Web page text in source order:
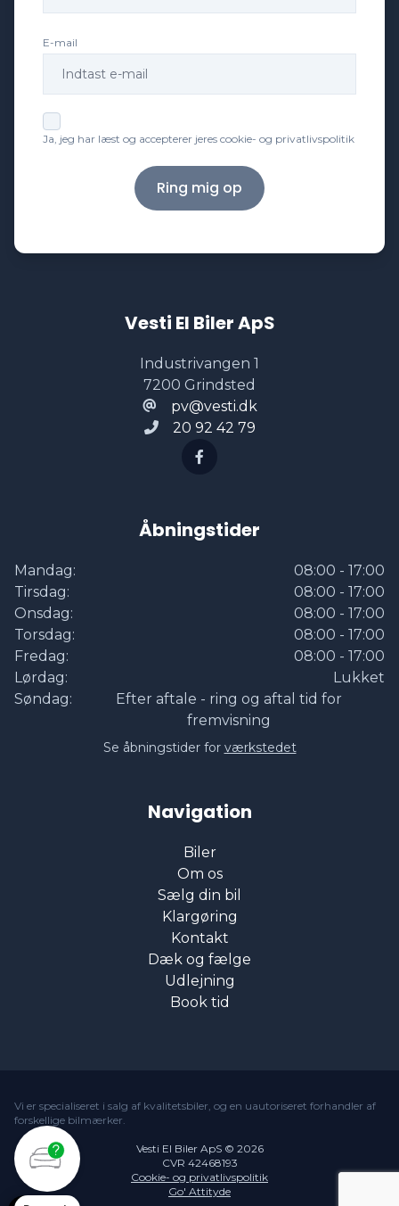
E-mail
Ja, jeg har læst og accepterer jeres cookie- og privatlivspolitik
Ring mig op
Vesti El Biler ApS
Industrivangen 1
7200 Grindsted
pv@vesti.dk
20 92 42 79
Åbningstider
Mandag:
08:00 - 17:00
Tirsdag:
08:00 - 17:00
Onsdag:
08:00 - 17:00
Torsdag:
08:00 - 17:00
Fredag:
08:00 - 17:00
Lørdag:
Lukket
Søndag:
Efter aftale - ring og aftal tid for
fremvisning
Se åbningstider for værkstedet
Navigation
Biler
Om os
Sælg din bil
Klargøring
Kontakt
Dæk og fælge
Udlejning
Book tid
Vi er specialiseret i salg af kvalitetsbiler, og en uautoriseret forhandler af
forskellige bilmærker.
Vesti El Biler ApS © 2026
CVR 42468193
Cookie- og privatlivspolitik
Go' Attityde